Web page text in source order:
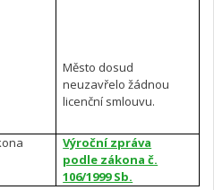
Město dosud
neuzavřelo žádnou
licenční smlouvu.
Výroční zpráva
podle zákona č.
106/1999 Sb.